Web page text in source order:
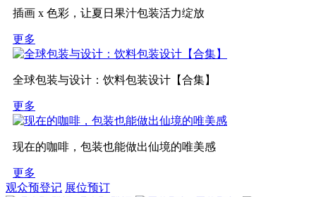
插画 x 色彩，让夏日果汁包装活力绽放
更多
全球包装与设计：饮料包装设计【合集】
更多
现在的咖啡，包装也能做出仙境的唯美感
更多
观众预登记 展位预订